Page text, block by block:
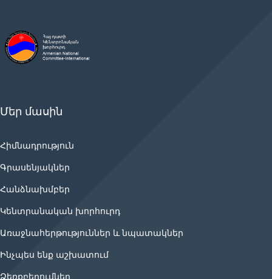
Մեր մասին
Հիմնադրություն
Գրասենյակներ
Հանձնախմբեր
Կենտրանական խորհուրդ
Առաջնահերթություններ և նպատակներ
Ինչպես ենք աշխատում
Ձեռքբերումներ